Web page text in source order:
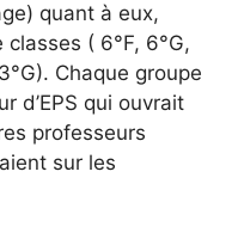
quant à eux,
( 6°F, 6°G,
Chaque groupe
d’EPS qui ouvrait
professeurs
sur les